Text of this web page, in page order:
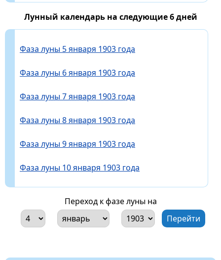
Лунный календарь на следующие 6 дней
Фаза луны 5 января 1903 года
Фаза луны 6 января 1903 года
Фаза луны 7 января 1903 года
Фаза луны 8 января 1903 года
Фаза луны 9 января 1903 года
Фаза луны 10 января 1903 года
Переход к фазе луны на